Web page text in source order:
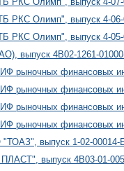
РКС Олимп", выпуск 4-06-
РКС Олимп", выпуск 4-05-
выпуск 4B02-1261-
рыночных финансовых
рыночных финансовых
рыночных финансовых
рыночных финансовых
выпуск 1-02-00014-
выпуск 4B03-01-